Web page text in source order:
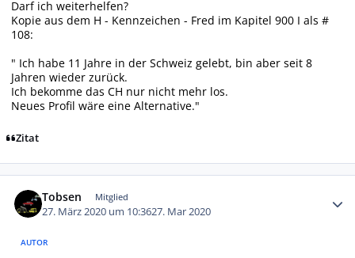
Darf ich weiterhelfen?
Kopie aus dem H - Kennzeichen - Fred im Kapitel 900 I als #
108:
" Ich habe 11 Jahre in der Schweiz gelebt, bin aber seit 8
Jahren wieder zurück.
Ich bekomme das CH nur nicht mehr los.
Neues Profil wäre eine Alternative."
Zitat
Tobsen Mitglied
27. März 2020 um 10:3627. Mar 2020
AUTOR